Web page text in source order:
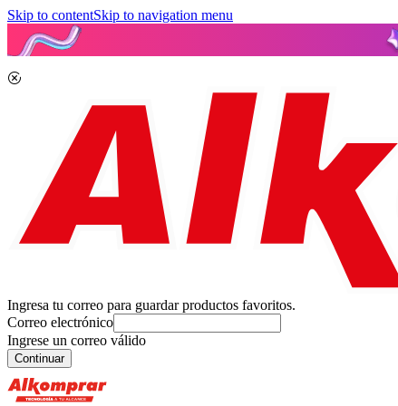
Skip to contentSkip to navigation menu
Ingresa tu correo para guardar productos favoritos.
Correo electrónico
Ingrese un correo válido
Continuar